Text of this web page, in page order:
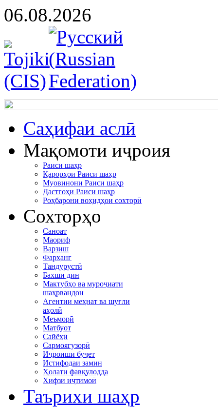
06.08.2026
Cаҳифаи аслӣ
Мақомоти иҷроия
Раиси шаҳр
Қарорҳои Раиси шаҳр
Муовинони Раиси шаҳр
Дастгоҳи Раиси шаҳр
Роҳбарони воҳидҳои сохторӣ
Сохторҳо
Саноат
Маориф
Варзиш
Фарҳанг
Тандурустӣ
Бахши дин
Мактубҳо ва муроҷиати
шаҳрвандон
Агентии меҳнат ва шуғли
аҳолӣ
Меъморӣ
Матбуот
Сайёҳӣ
Сармоягузорӣ
Иҷроиши буҷет
Истифодаи замин
Ҳолати фавқулодда
Хифзи иҷтимоӣ
Таърихи шаҳр